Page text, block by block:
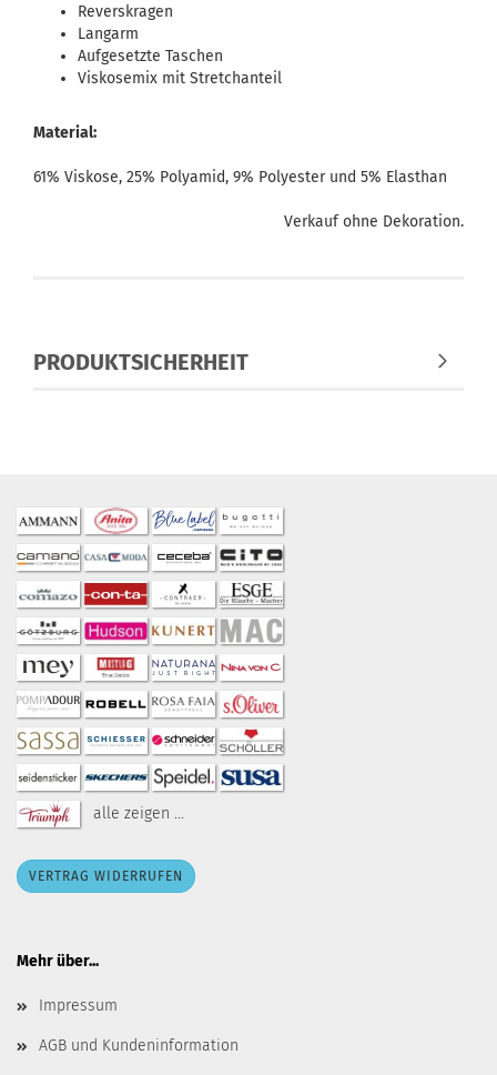
Reverskragen
Langarm
Aufgesetzte Taschen
Viskosemix mit Stretchanteil
Material:
61% Viskose, 25% Polyamid, 9% Polyester und 5% Elasthan
Verkauf ohne Dekoration.
PRODUKTSICHERHEIT
alle zeigen ...
VERTRAG WIDERRUFEN
Mehr über...
Impressum
AGB und Kundeninformation